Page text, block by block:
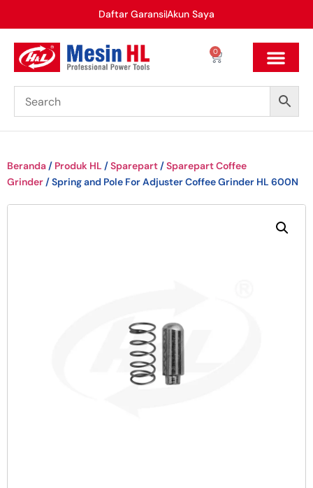
Daftar GaransiAkun Saya
0
Beranda / Produk HL /Sparepart /Sparepart Coffee
Grinder / Spring and Pole For Adjuster Coffee Grinder HL 600N